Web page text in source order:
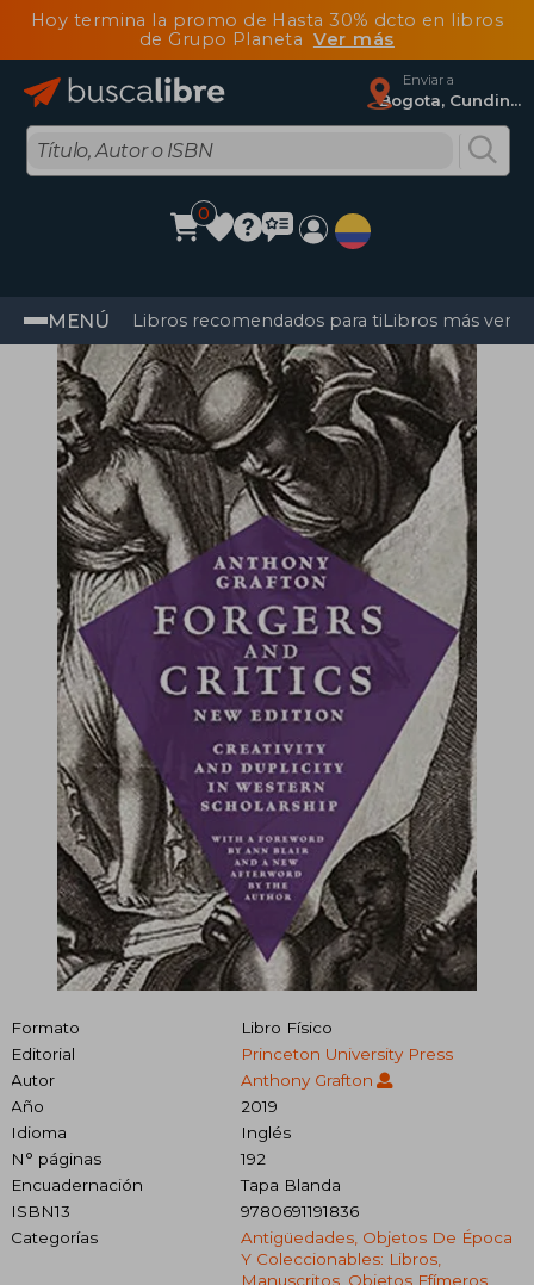
Hoy termina la promo de Hasta 30% dcto en libros
de Grupo Planeta Ver más
Enviar a
Bogota, Cundinamarca
0
MENÚ Libros recomendados para tiLibros más
Formato
Libro Físico
Editorial
Princeton University Press
Autor
Anthony Grafton
Año
2019
Idioma
Inglés
N° páginas
192
Encuadernación
Tapa Blanda
ISBN13
9780691191836
Categorías
Antigüedades, Objetos De Época
Y Coleccionables: Libros,
Manuscritos, Objetos Efímeros